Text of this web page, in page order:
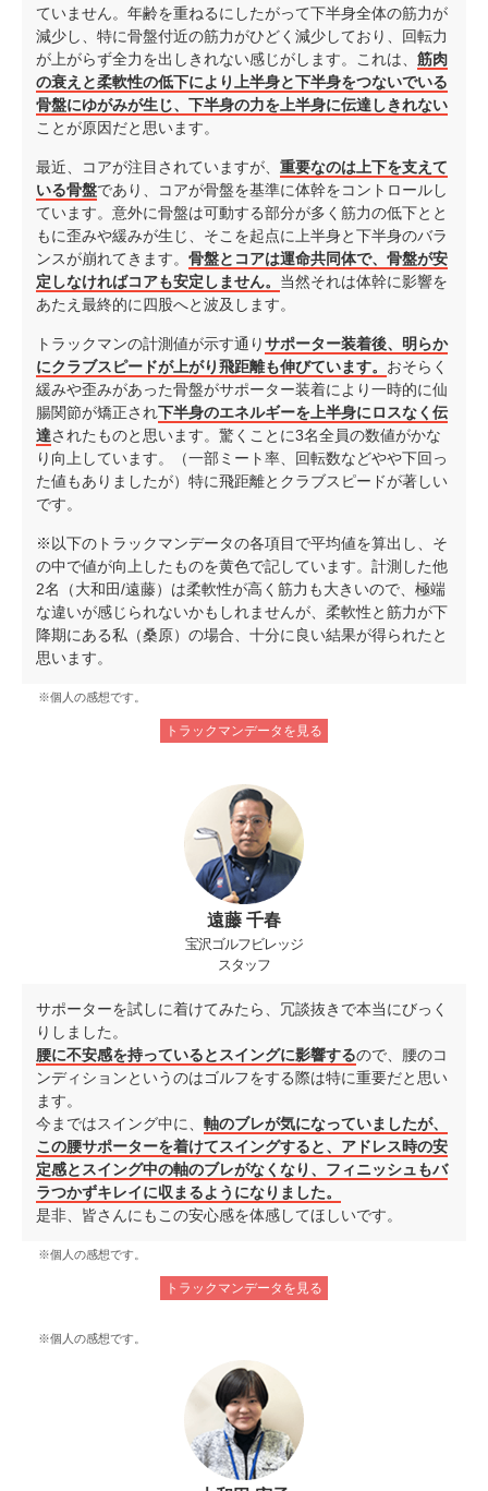
ていません。年齢を重ねるにしたがって下半身全体の筋力が
減少し、特に骨盤付近の筋力がひどく減少しており、回転力
が上がらず全力を出しきれない感じがします。これは、 筋肉
の衰えと柔軟性の低下により上半身と下半身をつないでいる
骨盤にゆがみが生じ、下半身の力を上半身に伝達しきれない
ことが原因だと思います。
最近、コアが注目されていますが、 重要なのは上下を支えて
いる骨盤であり、コアが骨盤を基準に体幹をコントロールし
ています。意外に骨盤は可動する部分が多く筋力の低下とと
もに歪みや緩みが生じ、そこを起点に上半身と下半身のバラ
ンスが崩れてきます。 骨盤とコアは運命共同体で、骨盤が安
定しなければコアも安定しません。 当然それは体幹に影響を
あたえ最終的に四股へと波及します。
トラックマンの計測値が示す通りサポーター装着後、明らか
にクラブスピードが上がり飛距離も伸びています。 おそらく
緩みや歪みがあった骨盤がサポーター装着により一時的に仙
腸関節が矯正され下半身のエネルギーを上半身にロスなく伝
達されたものと思います。驚くことに3名全員の数値がかな
り向上しています。（一部ミート率、回転数などやや下回っ
た値もありましたが）特に飛距離とクラブスピードが著しい
です。
※以下のトラックマンデータの各項目で平均値を算出し、そ
の中で値が向上したものを黄色で記しています。計測した他
2名（大和田/遠藤）は柔軟性が高く筋力も大きいので、極端
な違いが感じられないかもしれませんが、柔軟性と筋力が下
降期にある私（桑原）の場合、十分に良い結果が得られたと
思います。
※個人の感想です。
トラックマンデータを見る
遠藤 千春
宝沢ゴルフビレッジ
スタッフ
サポーターを試しに着けてみたら、冗談抜きで本当にびっく
りしました。
腰に不安感を持っているとスイングに影響するので、腰のコ
ンディションというのはゴルフをする際は特に重要だと思い
ます。
今まではスイング中に、 軸のブレが気になっていましたが、
この腰サポーターを着けてスイングすると、アドレス時の安
定感とスイング中の軸のブレがなくなり、フィニッシュもバ
ラつかずキレイに収まるようになりました。
是非、皆さんにもこの安心感を体感してほしいです。
※個人の感想です。
トラックマンデータを見る
※個人の感想です。